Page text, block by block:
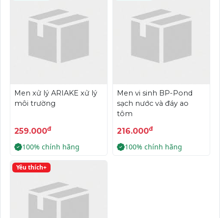
Men xử lý ARIAKE xử lý
môi trường
259.000đ
100% chính hãng
Men vi sinh BP-Pond
sạch nước và đáy ao
tôm
216.000đ
100% chính hãng
Yêu thích+